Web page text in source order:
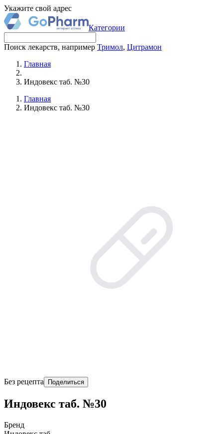
Укажите свой адрес
Категории
Поиск лекарств, например Тримол, Цитрамон
Главная
Индовекс таб. №30
Главная
Индовекс таб. №30
Без рецепта Поделиться
Индовекс таб. №30
Бренд